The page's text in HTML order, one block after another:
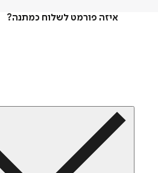
איזה פורמט לשלוח כמתנה?